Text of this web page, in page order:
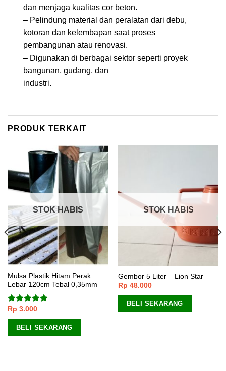
dan menjaga kualitas cor beton.
– Pelindung material dan peralatan dari debu,
kotoran dan kelembapan saat proses
pembangunan atau renovasi.
– Digunakan di berbagai sektor seperti proyek
bangunan, gudang, dan
PRODUK TERKAIT
STOK HABIS
Mulsa Plastik Hitam Perak
Lebar 120cm Tebal 0,35mm
Dinilai5.00
dari 5
Rp 3.000
BELI SEKARANG
STOK HABIS
Gembor 5 Liter – Lion Star
Rp 48.000
BELI SEKARANG